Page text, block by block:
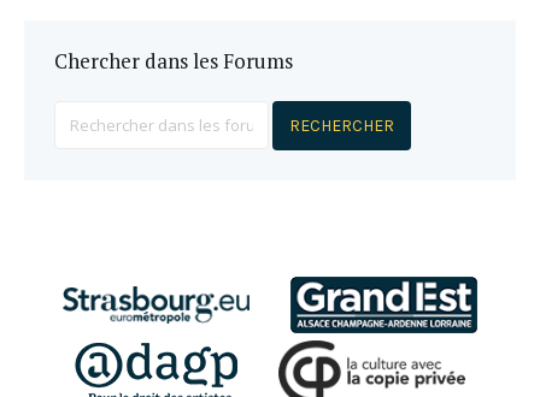
Chercher dans les Forums